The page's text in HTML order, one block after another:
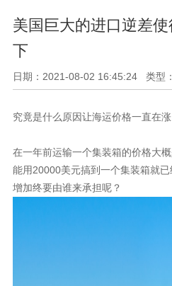
美国巨大的进口逆差
下
日期：2021-08-02 16:45:24 类型
究竟是什么原因让海运价格一直在涨
在一年前运输一个集装箱的价格大
能用 20000美元搞到一个集装箱就
增加终要由谁来承担呢？